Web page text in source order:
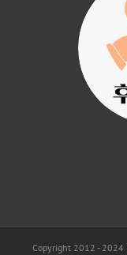
여
로
Copyright 2012 -